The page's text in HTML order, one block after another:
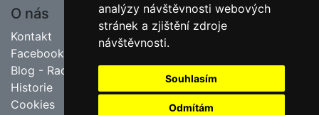
analýzy návštěvnosti webových
stránek a zjištění zdroje
návštěvnosti.
Souhlasím
Odmítám
O nás
Kontakt
Facebook
Blog - Rady pro zahrádkáře
Historie
Cookies